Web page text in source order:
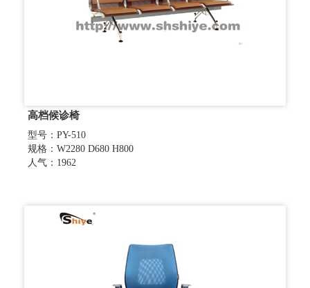
高档候诊椅
型号：PY-510
规格：W2280 D680 H800
人气：1962